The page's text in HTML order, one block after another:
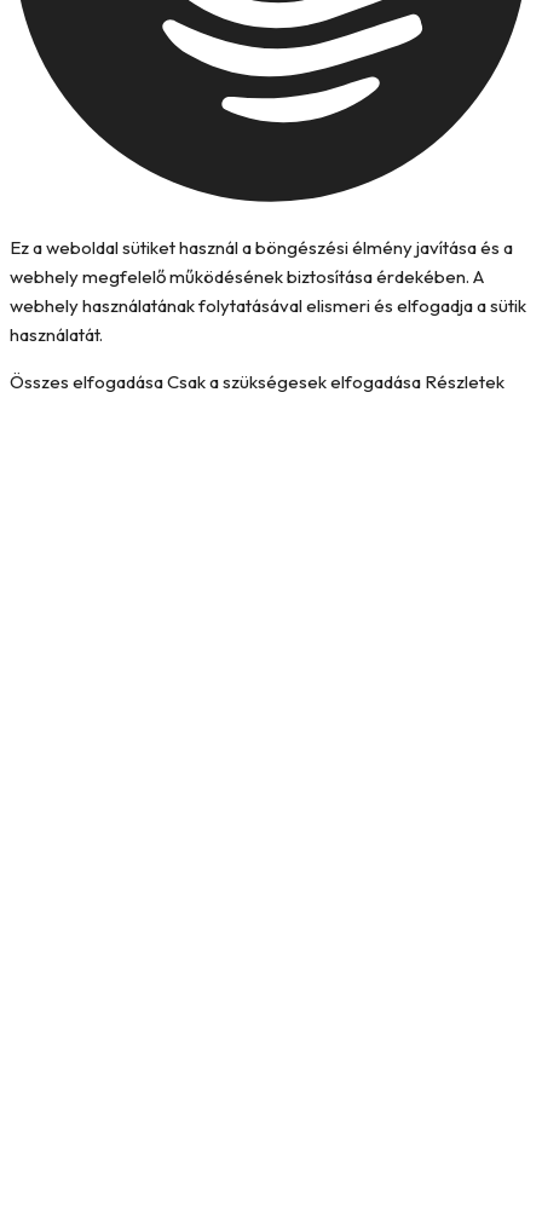
Ez a weboldal sütiket használ a böngészési élmény javítása és a
webhely megfelelő működésének biztosítása érdekében. A
webhely használatának folytatásával elismeri és elfogadja a sütik
használatát.
Összes elfogadásaCsak a szükségesek elfogadása Részletek